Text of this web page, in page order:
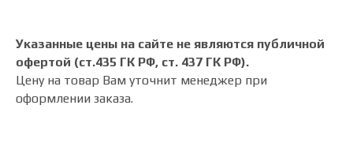
Указанные цены на сайте не являются публичной
офертой (ст.435 ГК РФ, cт. 437 ГК РФ).
Цену на товар Вам уточнит менеджер при
оформлении заказа.